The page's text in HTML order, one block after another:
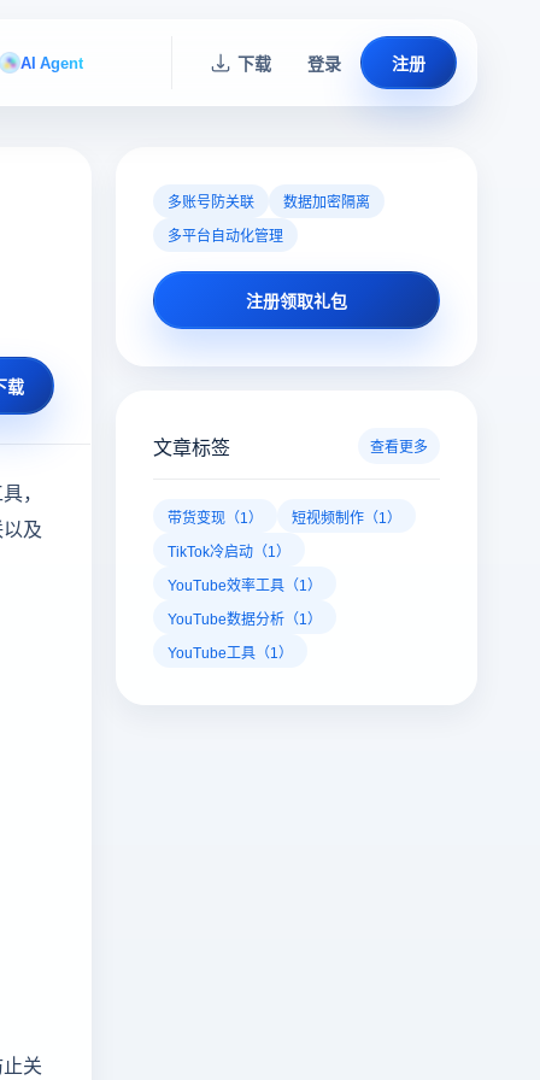
AI Agent 下载 登录 注册
载
，
及
关
多账号防关联
数据加密隔离
多平台自动化管理
注册领取礼包
文章标签 查看更多
带货变现（1）
短视频制作（1）
TikTok冷启动（1）
YouTube效率工具（1）
YouTube数据分析（1）
YouTube工具（1）